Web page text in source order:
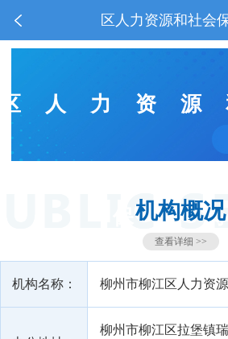
区人力资源和社会
区人力资
保障
机构概况
查看详细 >>
机构名称： 柳州市柳江区人力资
柳州市柳江区拉堡镇